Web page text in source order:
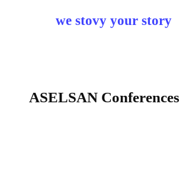
we stovy your story
ASELSAN Conferences